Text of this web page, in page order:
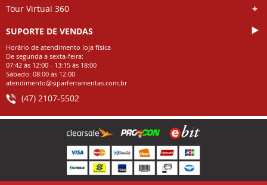
Tour Virtual 360
SUPORTE DE VENDAS
Horário de atendimento loja física
De segunda a sexta-feira:
07:42 às 12:00 - 13:15 às 18:00
Sábado: 08:00 às 12:00
atendimento@siparferramentas.com.br
(47) 2107-5502